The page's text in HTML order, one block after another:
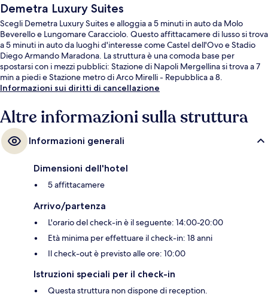
Demetra Luxury Suites
Scegli Demetra Luxury Suites e alloggia a 5 minuti in auto da Molo
Beverello e Lungomare Caracciolo. Questo affittacamere di lusso si trova
a 5 minuti in auto da luoghi d'interesse come Castel dell'Ovo e Stadio
Diego Armando Maradona. La struttura è una comoda base per
spostarsi con i mezzi pubblici: Stazione di Napoli Mergellina si trova a 7
min a piedi e Stazione metro di Arco Mirelli - Repubblica a 8.
Informazioni sui diritti di cancellazione
Altre informazioni sulla struttura
Informazioni generali
Dimensioni dell'hotel
5 affittacamere
Arrivo/partenza
L'orario del check-in è il seguente: 14:00-20:00
Età minima per effettuare il check-in: 18 anni
Il check-out è previsto alle ore: 10:00
Istruzioni speciali per il check-in
Questa struttura non dispone di reception.